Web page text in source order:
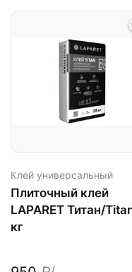
Клей универсальный
Плиточный клей
LAPARET Титан/
кг